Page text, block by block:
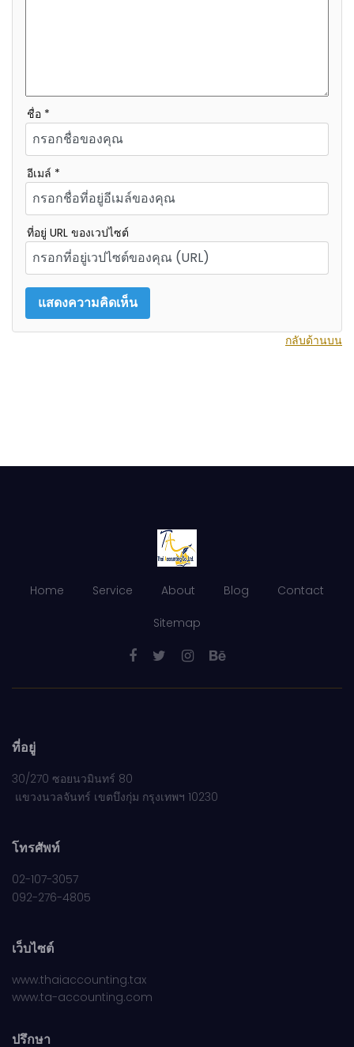
ชื่อ *
อีเมล์ *
ที่อยู่ URL ของเวปไซต์
กลับด้านบน
Home Service About Blog Contact
Sitemap
ที่อยู่
30/270 ซอยนวมินทร์ 80
แขวงนวลจันทร์ เขตบึงกุ่ม กรุงเทพฯ 10230
โทรศัพท์
02-107-3057
092-276-4805
เว็บไซต์
www.thaiaccounting.tax
www.ta-accounting.com
ปรึกษา